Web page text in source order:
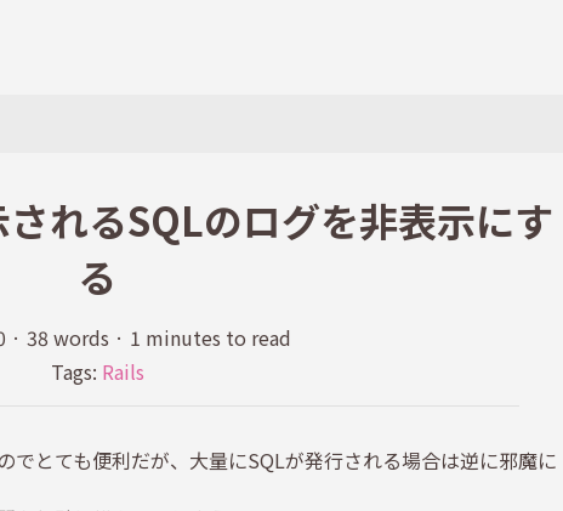
れるSQLのログを非表示にす
る
· 38 words · 1 minutes to read
Tags: Rails
でとても便利だが、大量にSQLが発行される場合は逆に邪魔に